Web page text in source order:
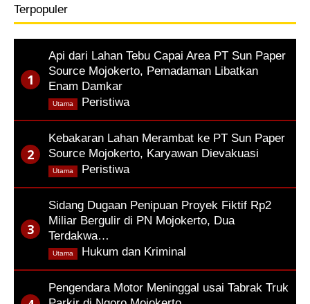
Terpopuler
Api dari Lahan Tebu Capai Area PT Sun Paper
Source Mojokerto, Pemadaman Libatkan
Enam Damkar
Peristiwa,
Utama
Kebakaran Lahan Merambat ke PT Sun Paper
Source Mojokerto, Karyawan Dievakuasi
Peristiwa,
Utama
Sidang Dugaan Penipuan Proyek Fiktif Rp2
Miliar Bergulir di PN Mojokerto, Dua
Terdakwa…
Hukum dan Kriminal
Utama
Pengendara Motor Meninggal usai Tabrak Truk